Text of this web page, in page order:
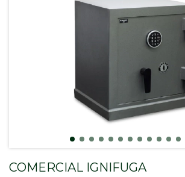
COMERCIAL IGNIFUGA